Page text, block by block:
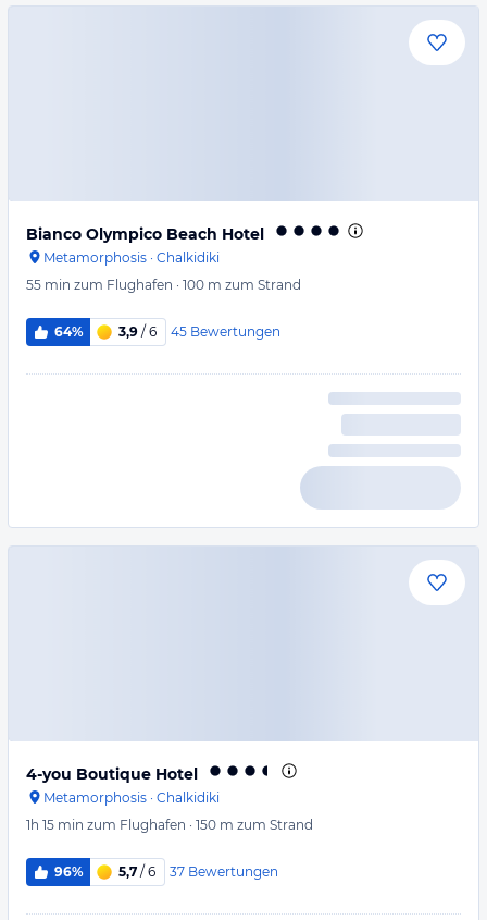
Bianco Olympico Beach Hotel
Metamorphosis · Chalkidiki
55 min zum Flughafen · 100 m zum Strand
64% 3,9 / 6 45 Bewertungen
4-you Boutique Hotel
Metamorphosis · Chalkidiki
1h 15 min zum Flughafen · 150 m zum Strand
96% 5,7 / 6 37 Bewertungen